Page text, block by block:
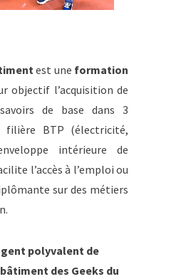
est une formation
objectif l’acquisition de
de base dans 3
filière BTP (électricité,
intérieure de
l’accès à l’emploi ou
sur des métiers
polyvalent de
des Geeks du